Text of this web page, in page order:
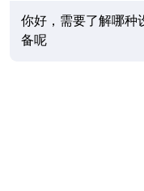
你好，需要了解哪种
备呢